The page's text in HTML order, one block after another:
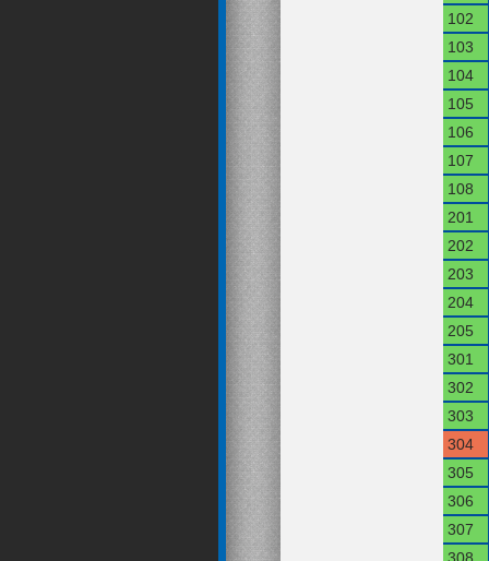
102
103
104
105
106
107
108
201
202
203
204
205
301
302
303
304
305
306
307